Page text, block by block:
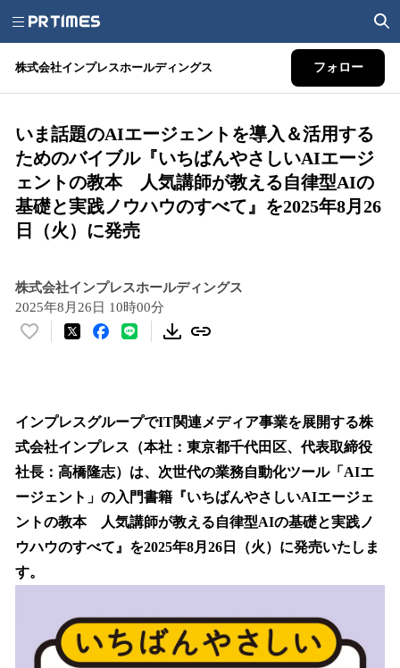
株式会社インプレスホールディングス フォロー
いま話題のAIエージェントを導入＆活用する
ためのバイブル『いちばんやさしいAIエージ
ェントの教本 人気講師が教える自律型AIの
基礎と実践ノウハウのすべて』を2025年8月26
日（火）に発売
株式会社インプレスホールディングス
2025年8月26日 10時00分
い
数
読
み
込
み
中
で
す
インプレスグループでIT関連メディア事業を展開する株
式会社インプレス（本社：東京都千代田区、代表取締役
社長：高橋隆志）は、次世代の業務自動化ツール「AIエ
ージェント」の入門書籍『いちばんやさしいAIエージェ
ントの教本 人気講師が教える自律型AIの基礎と実践ノ
ウハウのすべて』を2025年8月26日（火）に発売いたしま
す。